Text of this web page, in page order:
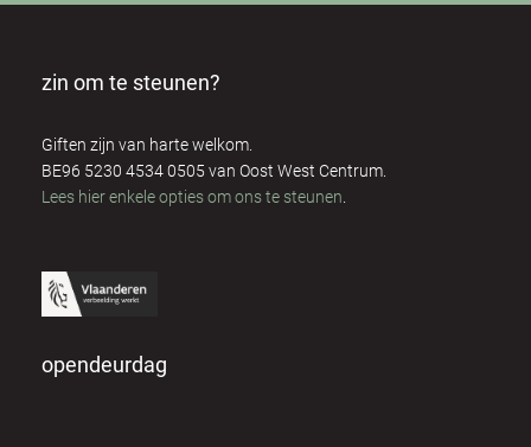
zin om te steunen?
Giften zijn van harte welkom.
BE96 5230 4534 0505 van Oost West Centrum.
Lees hier enkele opties om ons te steunen
opendeurdag